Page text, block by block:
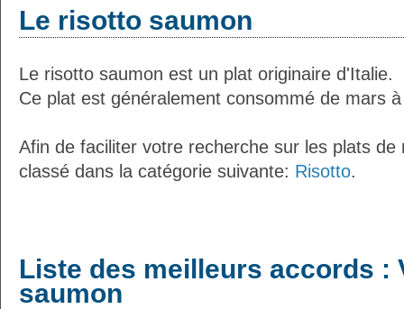
Le risotto saumon
Le risotto saumon est un plat originaire d'Italie.
Ce plat est généralement consommé de mars
Afin de faciliter votre recherche sur les plats
classé dans la catégorie suivante: Risotto.
Liste des meilleurs accords :
saumon